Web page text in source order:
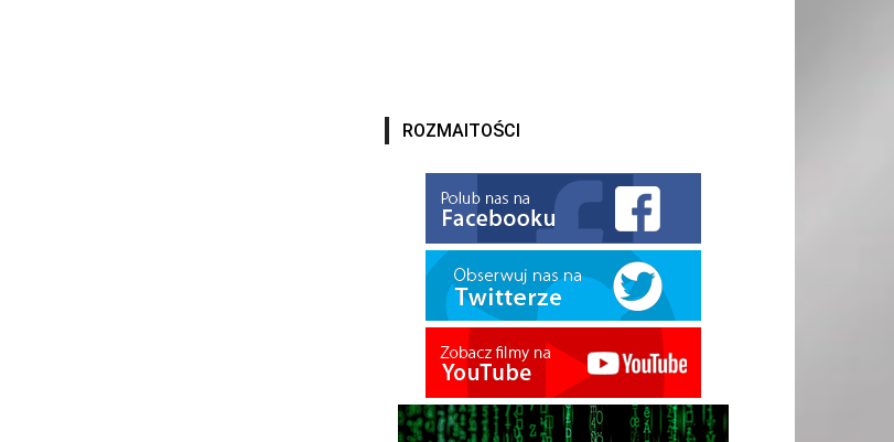
ROZMAITOŚCI